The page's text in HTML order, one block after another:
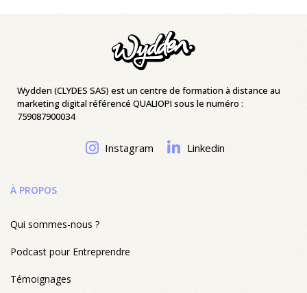
Wydden (CLYDES SAS) est un centre de formation à distance au
marketing digital référencé QUALIOPI sous le numéro :
759087900034
Instagram Linkedin
À PROPOS
Qui sommes-nous ?
Podcast pour Entreprendre
Témoignages